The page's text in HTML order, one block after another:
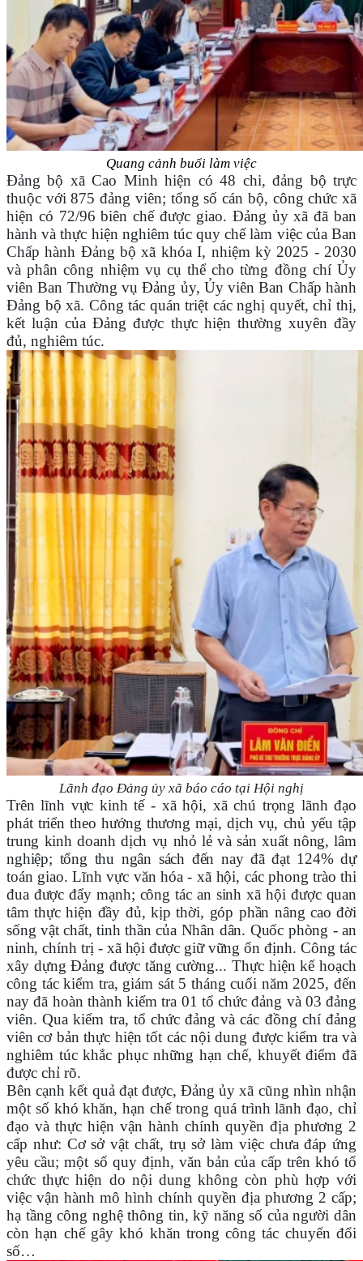
Quang cảnh buổi làm việc
Đảng bộ xã Cao Minh hiện có 48 chi, đảng bộ trực
thuộc với 875 đảng viên; tổng số cán bộ, công chức xã
hiện có 72/96 biên chế được giao. Đảng ủy xã đã ban
hành và thực hiện nghiêm túc quy chế làm việc của Ban
Chấp hành Đảng bộ xã khóa I, nhiệm kỳ 2025 - 2030
và phân công nhiệm vụ cụ thể cho từng đồng chí Ủy
viên Ban Thường vụ Đảng ủy, Ủy viên Ban Chấp hành
Đảng bộ xã. Công tác quán triệt các nghị quyết, chỉ thị,
kết luận của Đảng được thực hiện thường xuyên đầy
đủ, nghiêm túc.
Lãnh đạo Đảng ủy xã báo cáo tại Hội nghị
Trên lĩnh vực kinh tế - xã hội, xã chú trọng lãnh đạo
phát triển theo hướng thương mại, dịch vụ, chủ yếu tập
trung kinh doanh dịch vụ nhỏ lẻ và sản xuất nông, lâm
nghiệp; tổng thu ngân sách đến nay đã đạt 124% dự
toán giao. Lĩnh vực văn hóa - xã hội, các phong trào thi
đua được đẩy mạnh; công tác an sinh xã hội được quan
tâm thực hiện đầy đủ, kịp thời, góp phần nâng cao đời
sống vật chất, tinh thần của Nhân dân. Quốc phòng - an
ninh, chính trị - xã hội được giữ vững ổn định. Công tác
xây dựng Đảng được tăng cường... Thực hiện kế hoạch
công tác kiểm tra, giám sát 5 tháng cuối năm 2025, đến
nay đã hoàn thành kiểm tra 01 tổ chức đảng và 03 đảng
viên. Qua kiểm tra, tổ chức đảng và các đồng chí đảng
viên cơ bản thực hiện tốt các nội dung được kiểm tra và
nghiêm túc khắc phục những hạn chế, khuyết điểm đã
được chỉ rõ.
Bên cạnh kết quả đạt được, Đảng ủy xã cũng nhìn nhận
một số khó khăn, hạn chế trong quá trình lãnh đạo, chỉ
đạo và thực hiện vận hành chính quyền địa phương 2
cấp như: Cơ sở vật chất, trụ sở làm việc chưa đáp ứng
yêu cầu; một số quy định, văn bản của cấp trên khó tổ
chức thực hiện do nội dung không còn phù hợp với
việc vận hành mô hình chính quyền địa phương 2 cấp;
hạ tầng công nghệ thông tin, kỹ năng số của người dân
còn hạn chế gây khó khăn trong công tác chuyển đổi
số…